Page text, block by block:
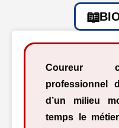
Coureur
professionnel
d’un milieu
temps le